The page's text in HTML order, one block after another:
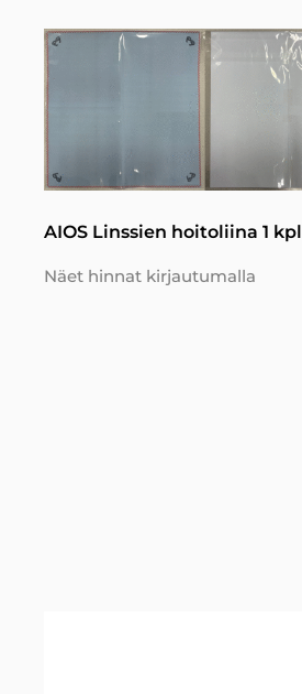
AIOS Linssien hoitoliina 1 kpl
Näet hinnat kirjautumalla